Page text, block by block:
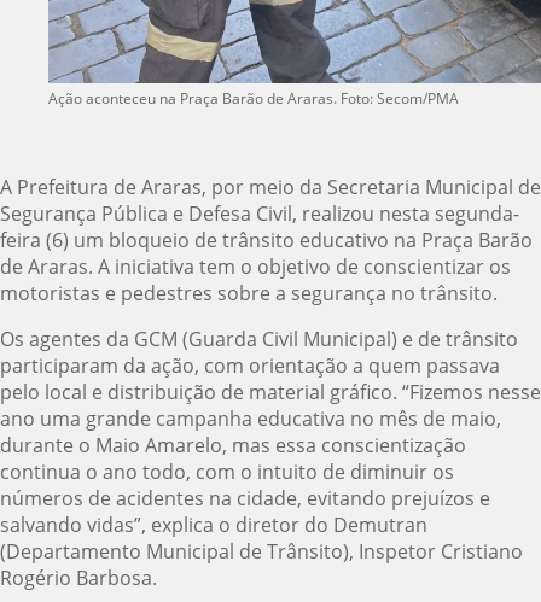
Ação aconteceu na Praça Barão de Araras. Foto: Secom/PMA
A Prefeitura de Araras, por meio da Secretaria Municipal de
Segurança Pública e Defesa Civil, realizou nesta segunda-
feira (6) um bloqueio de trânsito educativo na Praça Barão
de Araras. A iniciativa tem o objetivo de conscientizar os
motoristas e pedestres sobre a segurança no trânsito.
Os agentes da GCM (Guarda Civil Municipal) e de trânsito
participaram da ação, com orientação a quem passava
pelo local e distribuição de material gráfico. “Fizemos nesse
ano uma grande campanha educativa no mês de maio,
durante o Maio Amarelo, mas essa conscientização
continua o ano todo, com o intuito de diminuir os
números de acidentes na cidade, evitando prejuízos e
salvando vidas”, explica o diretor do Demutran
(Departamento Municipal de Trânsito), Inspetor Cristiano
Rogério Barbosa.